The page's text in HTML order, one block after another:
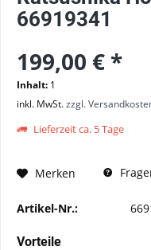
66919341
199,00 € *
Inhalt: 1
inkl. MwSt.zzgl.
Lieferzeit ca. 5 Tage
Merken
Artikel-Nr.:
Vorteile